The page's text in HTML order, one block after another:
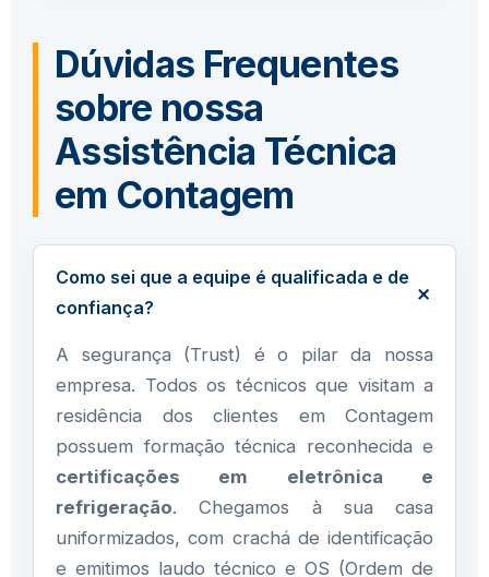
Dúvidas Frequentes
sobre nossa
Assistência Técnica
em Contagem
Como sei que a equipe é qualificada e de
confiança?
A segurança (Trust) é o pilar da nossa
empresa. Todos os técnicos que visitam a
residência dos clientes em Contagem
possuem formação técnica reconhecida e
certificações em eletrônica e
refrigeração. Chegamos à sua casa
uniformizados, com crachá de identificação
e emitimos laudo técnico e OS (Ordem de